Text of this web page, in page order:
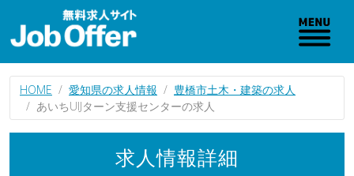
HOME 愛知県の求人情報
豊橋市土木・建築の求人
あいちUIJターン支援センターの求人
求人情報詳細